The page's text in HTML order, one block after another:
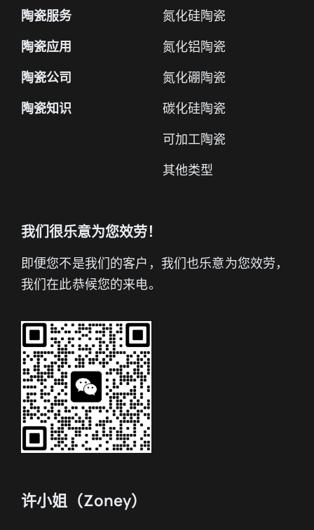
陶瓷服务
陶瓷应用
陶瓷公司
陶瓷知识
氮化硅陶瓷
氮化铝陶瓷
氮化硼陶瓷
碳化硅陶瓷
可加工陶瓷
其他类型
我们很乐意为您效劳！
即便您不是我们的客户，我们也乐意为您效劳，
我们在此恭候您的来电。
许小姐（Zoney）